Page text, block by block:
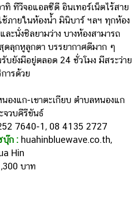
ทิ ทีวีจอแอลซีดี อินเทอร์เน็ตไร้สาย
ช้ภายในห้องน้ำ มินิบาร์ ฯลฯ ทุกห้อง
ละนั่งชิลยามว่าง บางห้องสามารถ
ดลุกหูลูกตา บรรยากาศดีมาก ๆ
บยังมีอยู่ตลอด 24 ชั่วโมง มีสระว่าย
ารด้วย
องแก-เขาตะเกียบ ตำบลหนองแก
จวบคีรีขันธ์
7640-1, 08 4135 2727
บุ๊ก : huahinbluewave.co.th,
Hin
บาท